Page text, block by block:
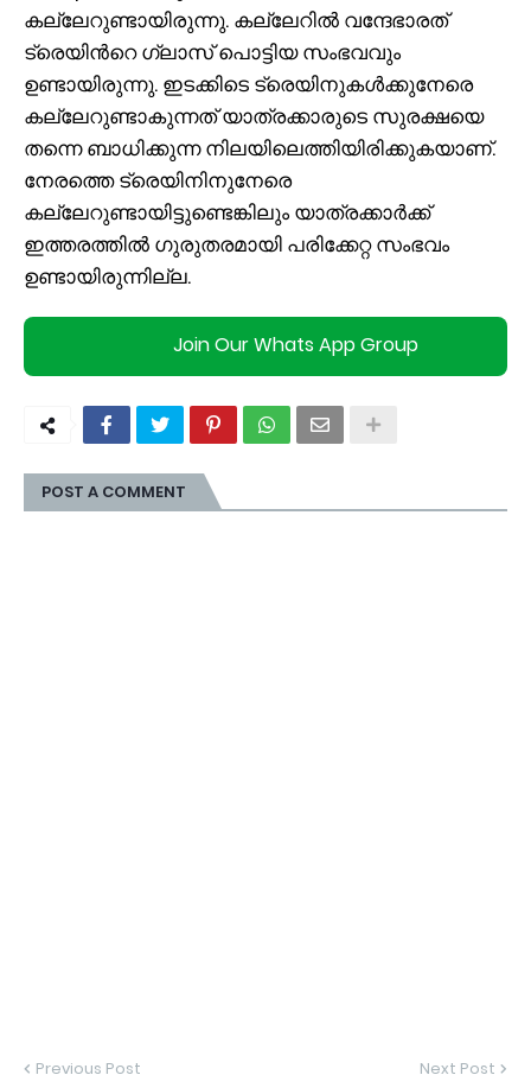
കല്ലേറുണ്ടായിരുന്നു. കല്ലേറിൽ വന്ദേഭാരത്
ട്രെയിന്‍റെ ഗ്ലാസ് പൊട്ടിയ സംഭവവും
ഉണ്ടായിരുന്നു. ഇടക്കിടെ ട്രെയിനുകള്‍ക്കുനേരെ
കല്ലേറുണ്ടാകുന്നത് യാത്രക്കാരുടെ സുരക്ഷയെ
തന്നെ ബാധിക്കുന്ന നിലയിലെത്തിയിരിക്കുകയാണ്.
നേരത്തെ ട്രെയിനിനുനേരെ
കല്ലേറുണ്ടായിട്ടുണ്ടെങ്കിലും യാത്രക്കാര്‍ക്ക്
ഇത്തരത്തിൽ ഗുരുതരമായി പരിക്കേറ്റ സംഭവം
ഉണ്ടായിരുന്നില്ല.
Join Our Whats App Group
POST A COMMENT
Previous Post Next Post